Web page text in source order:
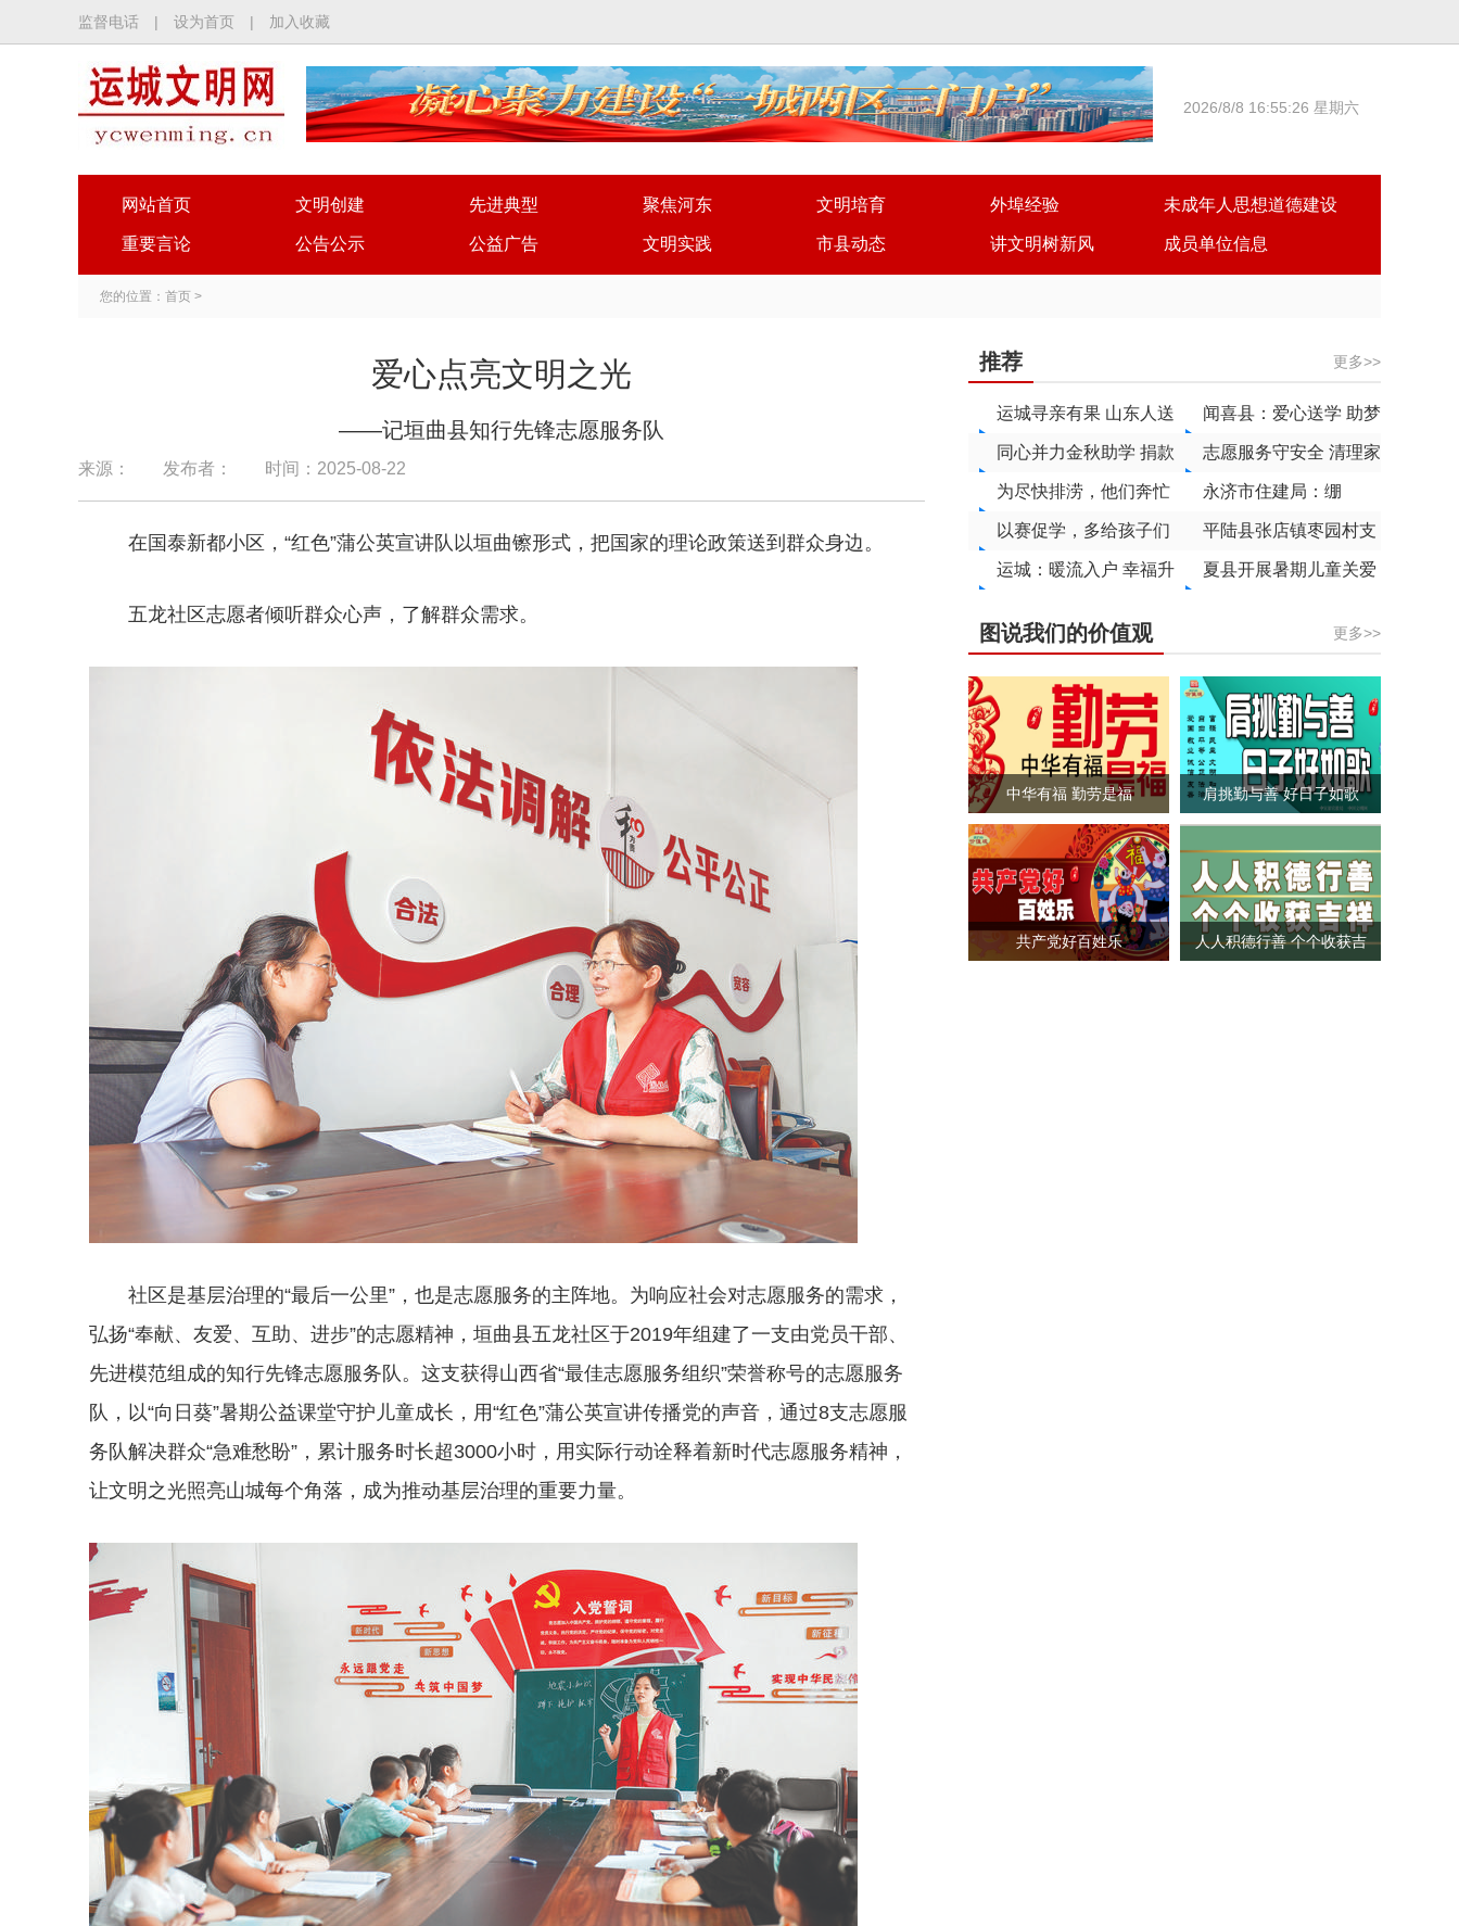
监督电话 | 设为首页 | 加入收藏
2026/8/8 16:55:27 星期六
网站首页
重要言论
文明创建
公告公示
先进典型
公益广告
聚焦河东
文明实践
文明培育
市县动态
外埠经验
讲文明树新风
未成年人思想道德建设
成员单位信息
您的位置： 首页 >
爱心点亮文明之光
——记垣曲县知行先锋志愿服务队
来源： 发布者： 时间：2025-08-22
在国泰新都小区，“红色”蒲公英宣讲队以垣曲镲形式，把国家的理论政策送到群众身边。
五龙社区志愿者倾听群众心声，了解群众需求。
社区是基层治理的“最后一公里”，也是志愿服务的主阵地。为响应社会对志愿服务的需求，
弘扬“奉献、友爱、互助、进步”的志愿精神，垣曲县五龙社区于2019年组建了一支由党员干部、
先进模范组成的知行先锋志愿服务队。这支获得山西省“最佳志愿服务组织”荣誉称号的志愿服务
队，以“向日葵”暑期公益课堂守护儿童成长，用“红色”蒲公英宣讲传播党的声音，通过8支志愿服
务队解决群众“急难愁盼”，累计服务时长超3000小时，用实际行动诠释着新时代志愿服务精神，
让文明之光照亮山城每个角落，成为推动基层治理的重要力量。
推荐 更多>>
运城寻亲有果 山东人送
来锦旗
闻喜县：爱心送学 助梦
远航
同心并力金秋助学 捐款
赠给绛县学子
志愿服务守安全 清理家
庭小药箱
为尽快排涝，他们奔忙
在雨中
永济市住建局：绷
紧“防汛弦” 筑牢“安全
堤”
以赛促学，多给孩子们
一些掌声
平陆县张店镇枣园村支
部委员会：筑牢“桥头
运城：暖流入户 幸福升 夏县开展暑期儿童关爱
图说我们的价值观 更多>>
中华有福 勤劳是福 肩挑勤与善 好日子如歌
共产党好百姓乐 人人积德行善 个个收获吉